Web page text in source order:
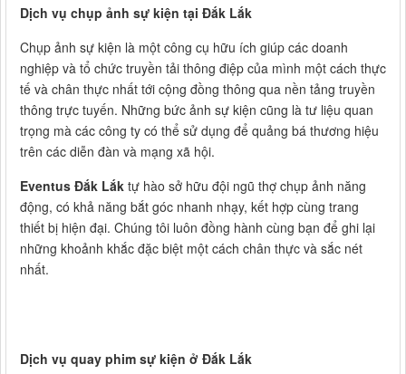
Dịch vụ chụp ảnh sự kiện tại Đắk Lắk
Chụp ảnh sự kiện là một công cụ hữu ích giúp các doanh
nghiệp và tổ chức truyền tải thông điệp của mình một cách thực
tế và chân thực nhất tới cộng đồng thông qua nền tảng truyền
thông trực tuyến. Những bức ảnh sự kiện cũng là tư liệu quan
trọng mà các công ty có thể sử dụng để quảng bá thương hiệu
trên các diễn đàn và mạng xã hội.
Eventus Đắk Lắk tự hào sở hữu đội ngũ thợ chụp ảnh năng
động, có khả năng bắt góc nhanh nhạy, kết hợp cùng trang
thiết bị hiện đại. Chúng tôi luôn đồng hành cùng bạn để ghi lại
những khoảnh khắc đặc biệt một cách chân thực và sắc nét
nhất.
Dịch vụ quay phim sự kiện ở Đắk Lắk